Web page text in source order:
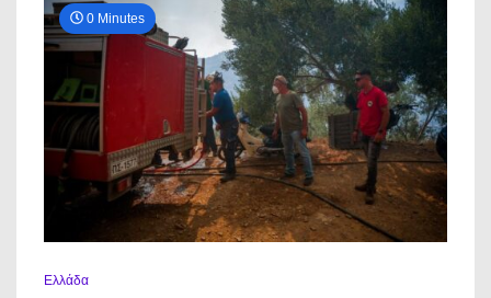
0 Minutes
Ελλάδα